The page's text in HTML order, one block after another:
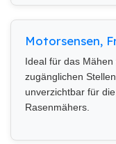
Motorsensen,
Ideal für das
zugänglichen Stellen.
unverzichtbar für
Rasenmähers.